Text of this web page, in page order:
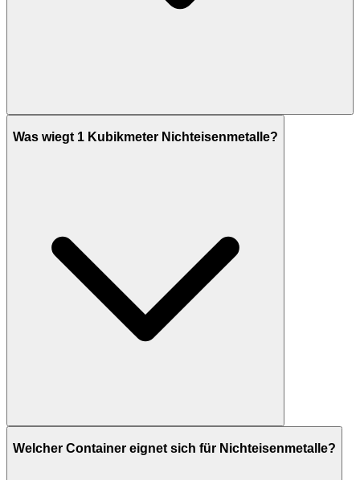
Was wiegt 1 Kubikmeter Nichteisenmetalle?
Welcher Container eignet sich für Nichteisenmetalle?